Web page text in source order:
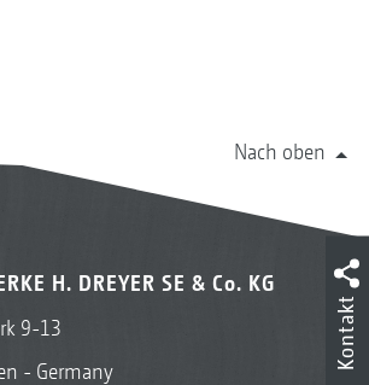
Nach oben
H. DREYER SE & Co. KG
9-13
- Germany
Kontakt